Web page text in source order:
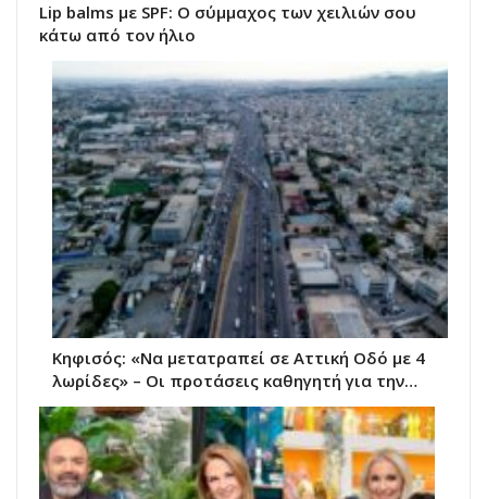
Lip balms με SPF: Ο σύμμαχος των χειλιών σου
κάτω από τον ήλιο
Κηφισός: «Να μετατραπεί σε Αττική Οδό με 4
λωρίδες» – Οι προτάσεις καθηγητή για την…